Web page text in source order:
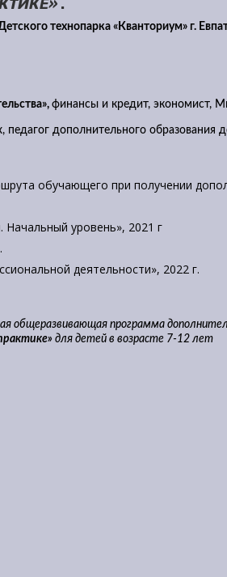
.
технопарка «Кванториум» г.
финансы и кредит, экономист,
дополнительного образования
обучающего при получении
Начальный уровень», 2021 г
деятельности», 2022 г.
общеразвивающая программа
для детей в возрасте 7-12 лет